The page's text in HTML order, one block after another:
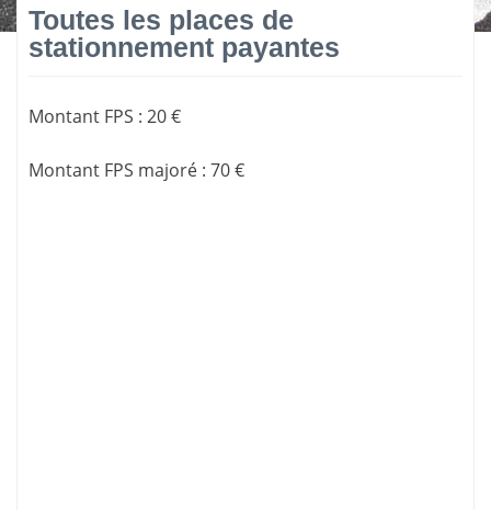
Toutes les places de
stationnement payantes
Montant FPS : 20 €
Montant FPS majoré : 70 €